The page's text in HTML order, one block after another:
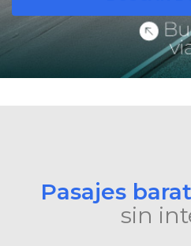
Pasajes
sin